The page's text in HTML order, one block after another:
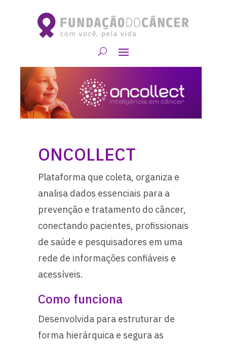
ONCOLLECT
Plataforma que coleta, organiza e
analisa dados essenciais para a
prevenção e tratamento do câncer,
conectando pacientes, profissionais
de saúde e pesquisadores em uma
rede de informações confiáveis e
acessíveis.
Como funciona
Desenvolvida para estruturar de
forma hierárquica e segura as